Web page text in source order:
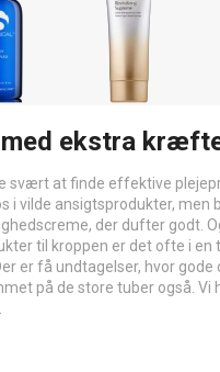
ekstra
svært at finde effektive
i vilde ansigtsprodukter, men
der dufter godt.
til kroppen er det ofte i en
er få undtagelser, hvor
på de store tuber også. Vi